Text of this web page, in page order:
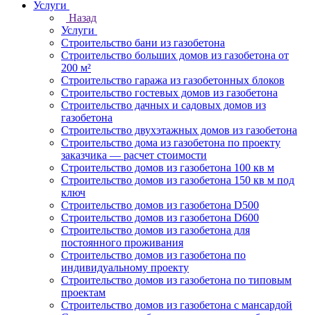
Услуги
Назад
Услуги
Строительство бани из газобетона
Строительство больших домов из газобетона от
200 м²
Строительство гаража из газобетонных блоков
Строительство гостевых домов из газобетона
Строительство дачных и садовых домов из
газобетона
Строительство двухэтажных домов из газобетона
Строительство дома из газобетона по проекту
заказчика — расчет стоимости
Строительство домов из газобетона 100 кв м
Строительство домов из газобетона 150 кв м под
ключ
Строительство домов из газобетона D500
Строительство домов из газобетона D600
Строительство домов из газобетона для
постоянного проживания
Строительство домов из газобетона по
индивидуальному проекту
Строительство домов из газобетона по типовым
проектам
Строительство домов из газобетона с мансардой